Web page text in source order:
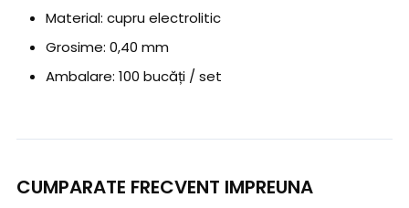
Material: cupru electrolitic
Grosime: 0,40 mm
Ambalare: 100 bucăți / set
CUMPARATE FRECVENT IMPREUNA